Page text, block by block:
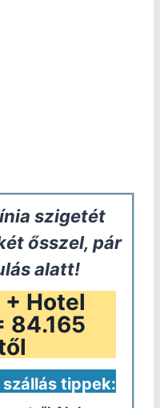
szigetét
ősszel, pár
alatt!
Hotel
84.165
tippek: